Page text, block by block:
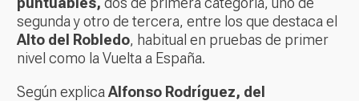
segunda y otro de tercera, entre los que destaca el
Alto del Robledo, habitual en pruebas de primer
nivel como la Vuelta a España.
Según explica Alfonso Rodríguez, del